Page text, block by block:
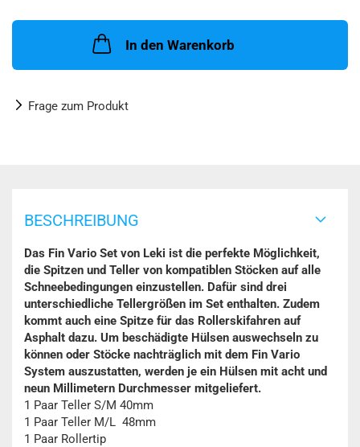
In den Warenkorb
Frage zum Produkt
BESCHREIBUNG
Das Fin Vario Set von Leki ist die perfekte Möglichkeit,
die Spitzen und Teller von kompatiblen Stöcken auf alle
Schneebedingungen einzustellen. Dafür sind drei
unterschiedliche Tellergrößen im Set enthalten. Zudem
kommt auch eine Spitze für das Rollerskifahren auf
Asphalt dazu. Um beschädigte Hülsen auswechseln zu
können oder Stöcke nachträglich mit dem Fin Vario
System auszustatten, werden je ein Hülsen mit acht und
neun Millimetern Durchmesser mitgeliefert.
1 Paar Teller S/M 40mm
1 Paar Teller M/L 48mm
1 Paar Rollertip